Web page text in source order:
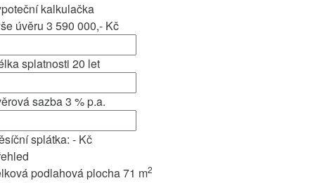
kalkulačka
úvěru 3 590 000,- Kč
splatnosti 20 let
sazba3 % p.a.
splátka: - Kč
podlahová plocha71 m2